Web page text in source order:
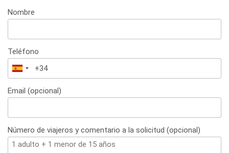
Nombre
Teléfono
España
+34
Email (opcional)
Número de viajeros y comentario a la solicitud (opcional)